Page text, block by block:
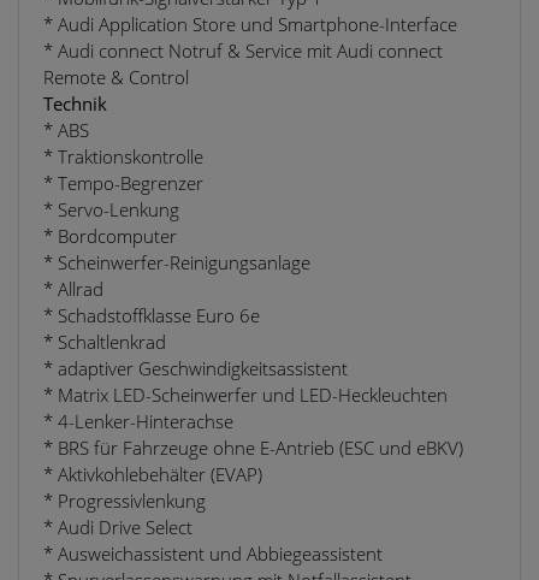
* Audi Application Store und Smartphone-Interface
* Audi connect Notruf & Service mit Audi connect
Remote & Control
Technik
* ABS
* Traktionskontrolle
* Tempo-Begrenzer
* Servo-Lenkung
* Bordcomputer
* Scheinwerfer-Reinigungsanlage
* Allrad
* Schadstoffklasse Euro 6e
* Schaltlenkrad
* adaptiver Geschwindigkeitsassistent
* Matrix LED-Scheinwerfer und LED-Heckleuchten
* 4-Lenker-Hinterachse
* BRS für Fahrzeuge ohne E-Antrieb (ESC und eBKV)
* Aktivkohlebehälter (EVAP)
* Progressivlenkung
* Audi Drive Select
* Ausweichassistent und Abbiegeassistent